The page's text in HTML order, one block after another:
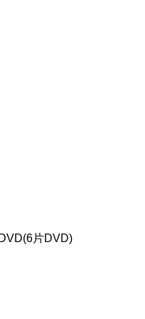
片DVD)